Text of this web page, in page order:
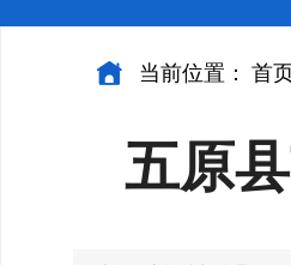
当前位置： 首
五原